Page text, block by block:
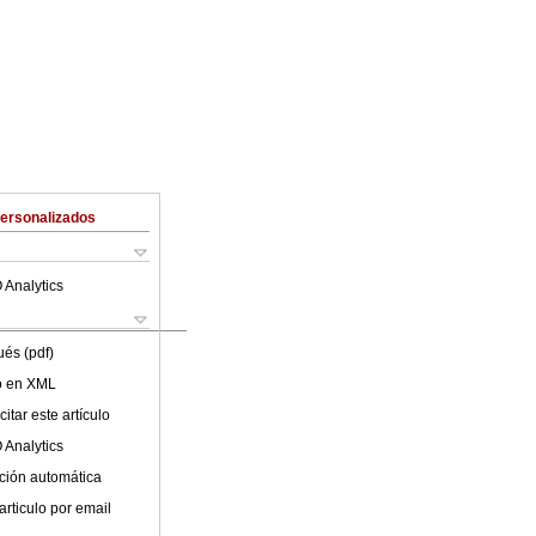
Analytics
(pdf)
en XML
este artículo
Analytics
automática
por email